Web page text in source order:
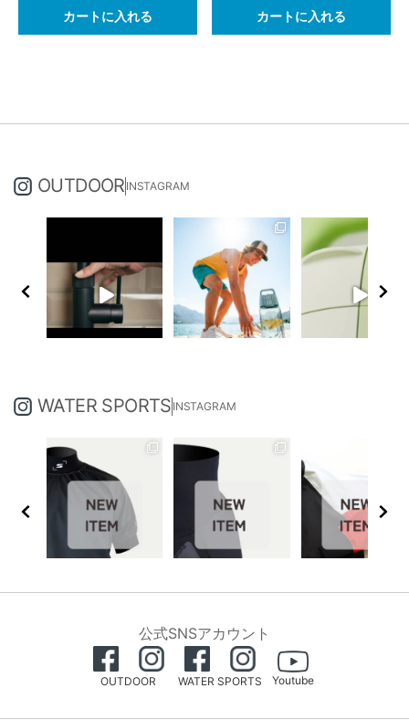
カートに入れる カートに入れる
OUTDOOR INSTAGRAM
WATER SPORTS INSTAGRAM
公式SNSアカウント
OUTDOOR WATER SPORTS Youtube